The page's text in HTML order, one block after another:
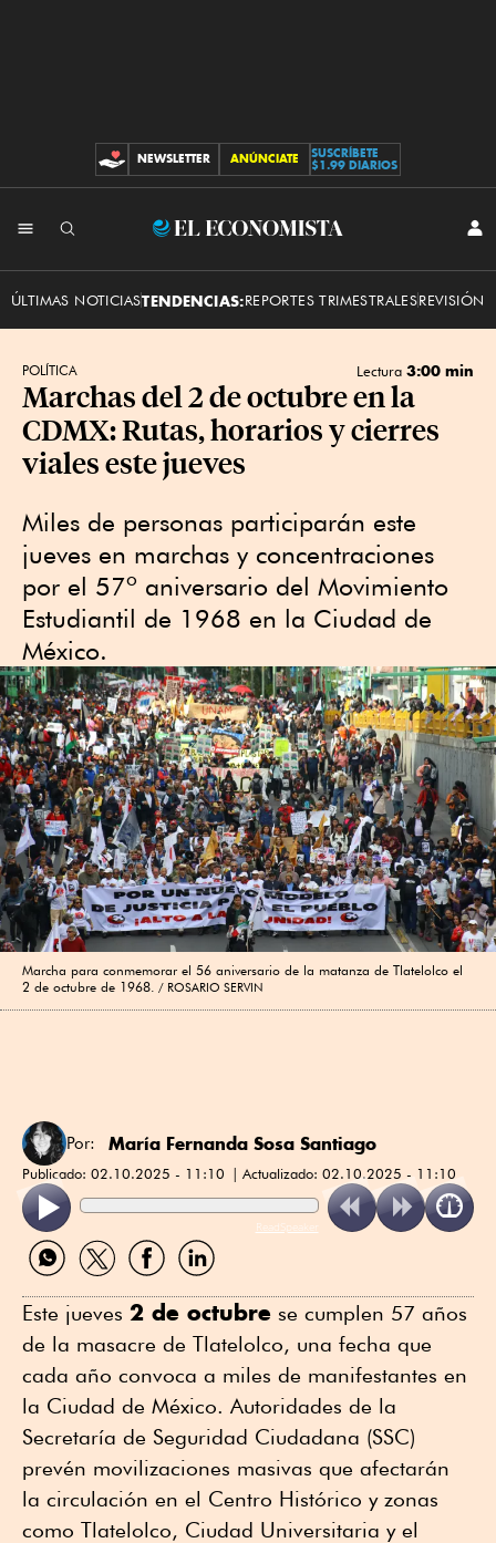
CONTRIBUCIONES
NEWSLETTER ANÚNCIATE
SUSCRÍBETE
$1.99 DIARIOS
El
ÚLTIMAS NOTICIASTENDENCIAS:REPORTES TRIMESTRALESREVISIÓN
POLÍTICA Lectura 3:00 min
Marchas del 2 de octubre en la
CDMX: Rutas, horarios y cierres
viales este jueves
Miles de personas participarán este
jueves en marchas y concentraciones
por el 57º aniversario del Movimiento
Estudiantil de 1968 en la Ciudad de
México.
Marcha para conmemorar el 56 aniversario de la matanza de Tlatelolco el
2 de octubre de 1968.
ROSARIO SERVIN
Por: María Fernanda Sosa Santiago
Publicado: 02.10.2025 - 11:10 Actualizado: 02.10.2025 - 11:10
ReadSpeaker
Compartir
por
Compartir
por
Compartir
por
Compartir
por
Este jueves 2 de octubre se cumplen 57 años
de la masacre de Tlatelolco, una fecha que
cada año convoca a miles de manifestantes en
la Ciudad de México. Autoridades de la
Secretaría de Seguridad Ciudadana (SSC)
prevén movilizaciones masivas que afectarán
la circulación en el Centro Histórico y zonas
como Tlatelolco, Ciudad Universitaria y el